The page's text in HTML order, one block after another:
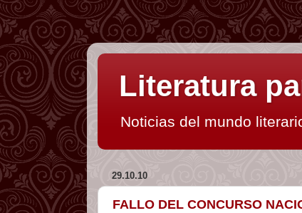
Literatura
Noticias del mundo
29.10.10
FALLO DEL CONCURSO